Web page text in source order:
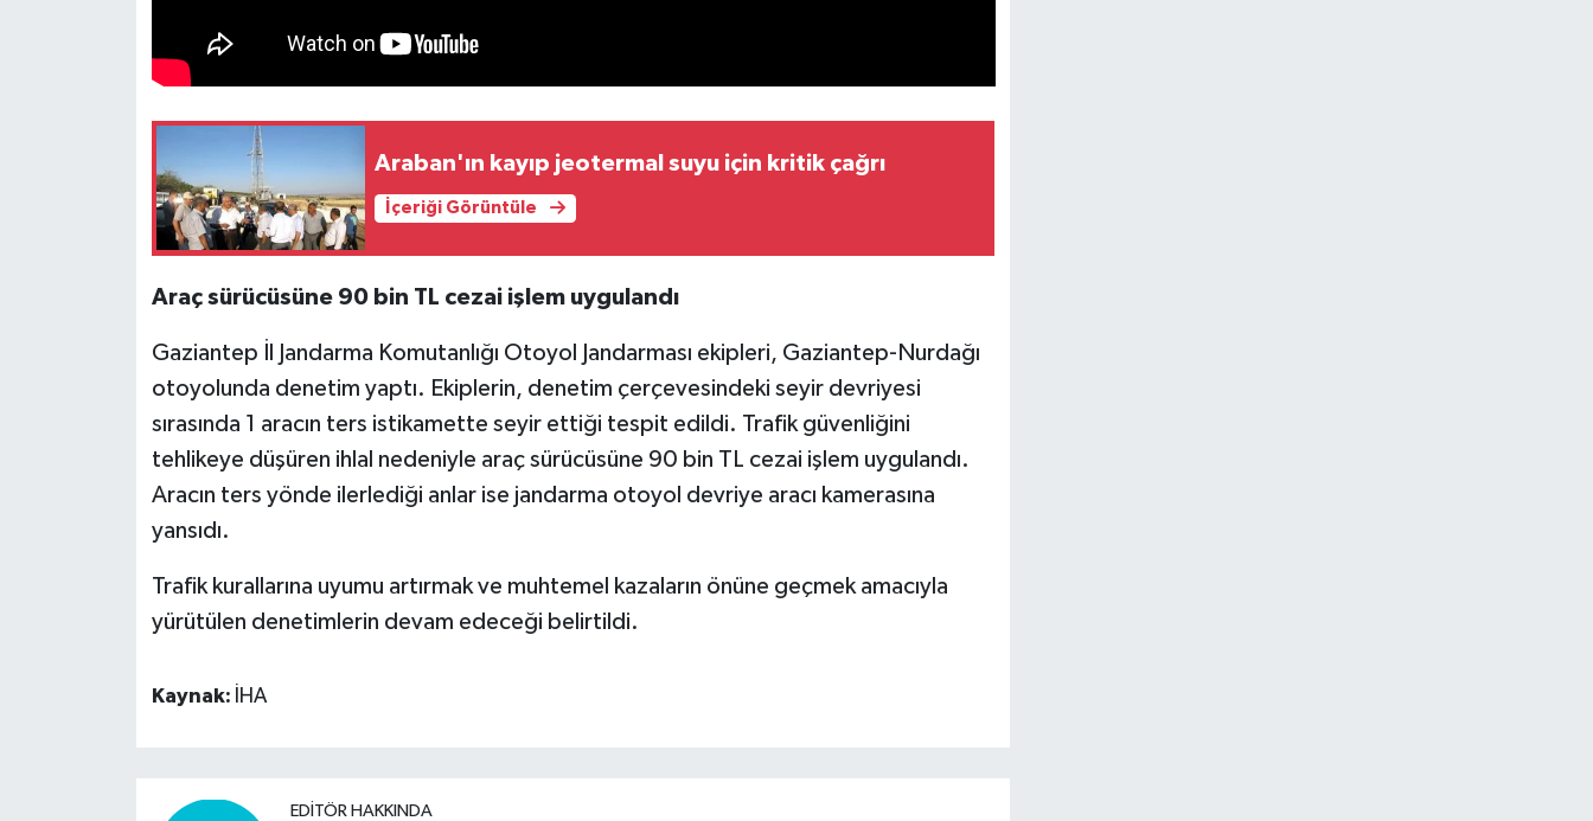
Araban'ın kayıp jeotermal suyu için kritik çağrı
İçeriği Görüntüle
Araç sürücüsüne 90 bin TL cezai işlem uygulandı
Gaziantep İl Jandarma Komutanlığı Otoyol Jandarması ekipleri, Gaziantep-Nurdağı
otoyolunda denetim yaptı. Ekiplerin, denetim çerçevesindeki seyir devriyesi
sırasında 1 aracın ters istikamette seyir ettiği tespit edildi. Trafik güvenliğini
tehlikeye düşüren ihlal nedeniyle araç sürücüsüne 90 bin TL cezai işlem uygulandı.
Aracın ters yönde ilerlediği anlar ise jandarma otoyol devriye aracı kamerasına
yansıdı.
Trafik kurallarına uyumu artırmak ve muhtemel kazaların önüne geçmek amacıyla
yürütülen denetimlerin devam edeceği belirtildi.
Kaynak: İHA
EDITÖR HAKKINDA